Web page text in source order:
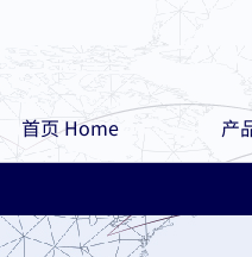
首页 Home 产